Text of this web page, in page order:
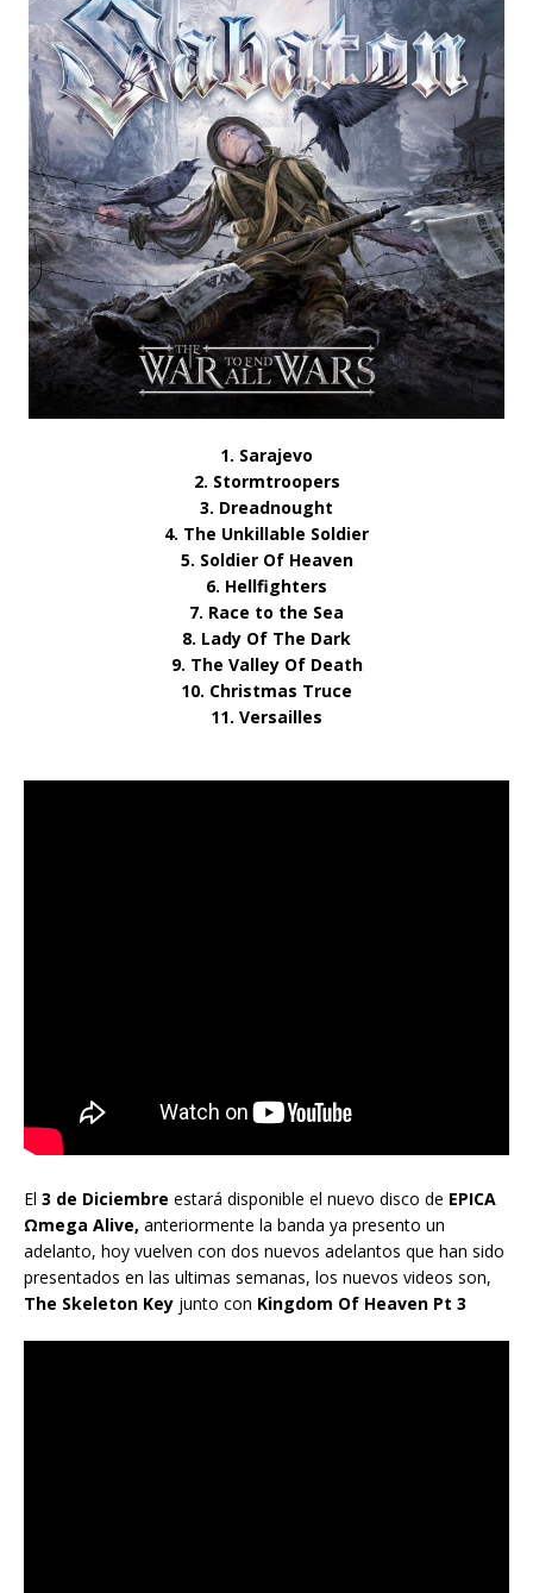
1. Sarajevo
2. Stormtroopers
3. Dreadnought
4. The Unkillable Soldier
5. Soldier Of Heaven
6. Hellfighters
7. Race to the Sea
8. Lady Of The Dark
9. The Valley Of Death
10. Christmas Truce
11. Versailles
El 3 de Diciembre estará disponible el nuevo disco de EPICA
Ωmega Alive, anteriormente la banda ya presento un
adelanto, hoy vuelven con dos nuevos adelantos que han sido
presentados en las ultimas semanas, los nuevos videos son,
The Skeleton Key junto con Kingdom Of Heaven Pt 3